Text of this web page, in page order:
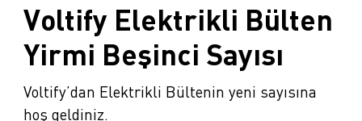
Voltify Elektrikli Bülten
Yirmi Beşinci Sayısı
Voltify’dan Elektrikli Bültenin yeni sayısına
hoş geldiniz.